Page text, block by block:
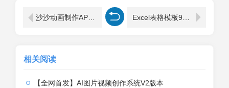
相关阅读
【全网首发】AI图片视频创作系统V2版本